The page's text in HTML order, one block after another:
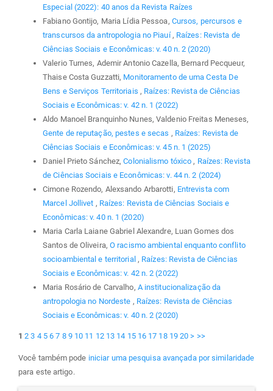
Especial (2022): 40 anos da Revista Raízes
Fabiano Gontijo, Maria Lídia Pessoa, Cursos, percursos e
transcursos da antropologia no Piauí , Raízes: Revista de
Ciências Sociais e Econômicas: v. 40 n. 2 (2020)
Valerio Turnes, Ademir Antonio Cazella, Bernard Pecqueur,
Thaise Costa Guzzatti, Monitoramento de uma Cesta De
Bens e Serviços Territoriais , Raízes: Revista de Ciências
Sociais e Econômicas: v. 42 n. 1 (2022)
Aldo Manoel Branquinho Nunes, Valdenio Freitas Meneses,
Gente de reputação, pestes e secas , Raízes: Revista de
Ciências Sociais e Econômicas: v. 45 n. 1 (2025)
Daniel Prieto Sánchez,Colonialismo tóxico , Raízes: Revista
de Ciências Sociais e Econômicas: v. 44 n. 2 (2024)
Cimone Rozendo, Alexsando Arbarotti, Entrevista com
Marcel Jollivet , Raízes: Revista de Ciências Sociais e
Econômicas: v. 40 n. 1 (2020)
Maria Carla Laiane Gabriel Alexandre, Luan Gomes dos
Santos de Oliveira, O racismo ambiental enquanto conflito
socioambiental e territorial , Raízes: Revista de Ciências
Sociais e Econômicas: v. 42 n. 2 (2022)
Maria Rosário de Carvalho, A institucionalização da
antropologia no Nordeste , Raízes: Revista de Ciências
Sociais e Econômicas: v. 40 n. 2 (2020)
1 2 3 4 5 6 7 8 9 10 11 12 13 14 15 16 17 18 19 20 > >>
Você também pode iniciar uma pesquisa avançada por similaridade
para este artigo.